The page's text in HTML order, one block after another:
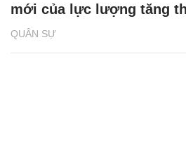
QUÂN SỰ
mới của lực lượng tăng